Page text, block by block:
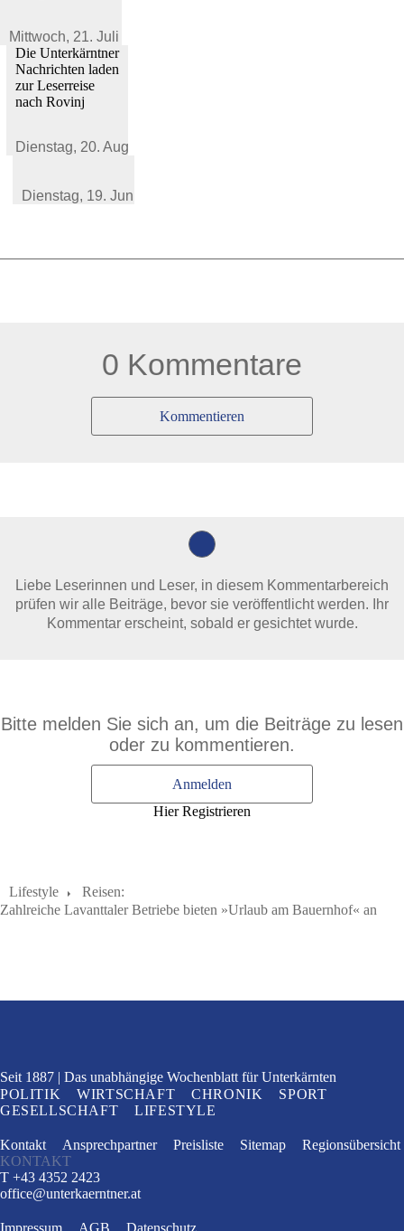
Mittwoch, 21. Juli 2021
Die Unterkärntner
Nachrichten laden
zur Leserreise
nach Rovinj
Dienstag, 20. August 2019
Dienstag, 19. Juni 2018
0 Kommentare
Kommentieren
Liebe Leserinnen und Leser, in diesem Kommentarbereich
prüfen wir alle Beiträge, bevor sie veröffentlicht werden. Ihr
Kommentar erscheint, sobald er gesichtet wurde.
Bitte melden Sie sich an, um die Beiträge zu lesen
oder zu kommentieren.
Anmelden
Hier Registrieren
Lifestyle
Reisen:
Zahlreiche Lavanttaler Betriebe bieten »Urlaub am Bauernhof« an
Seit 1887 Das unabhängige Wochenblatt für Unterkärnten
POLITIK
WIRTSCHAFT CHRONIK
SPORT
GESELLSCHAFT
LIFESTYLE
Kontakt Ansprechpartner Preisliste Sitemap
Regionsübersicht
KONTAKT
T +43 4352 2423
office@unterkaerntner.at
Impressum AGB Datenschutz